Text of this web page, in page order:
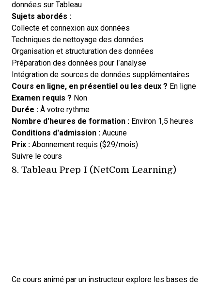
données sur Tableau
Sujets abordés :
Collecte et connexion aux données
Techniques de nettoyage des données
Organisation et structuration des données
Préparation des données pour l’analyse
Intégration de sources de données supplémentaires
Cours en ligne, en présentiel ou les deux ? En ligne
Examen requis ? Non
Durée : À votre rythme
Nombre d’heures de formation : Environ 1,5 heures
Conditions d’admission : Aucune
Prix : Abonnement requis ($29/mois)
Suivre le cours
8. Tableau Prep I (NetCom Learning)
Ce cours animé par un instructeur explore les bases de